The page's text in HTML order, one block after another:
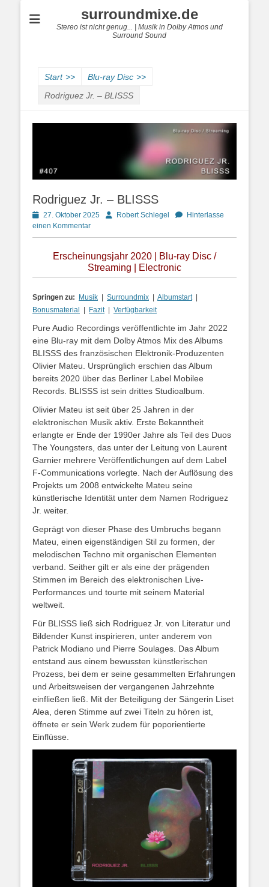
surroundmixe.de
Stereo ist nicht genug... | Musik in Dolby Atmos und
Surround Sound
Start >> Blu-ray Disc >>
Rodriguez Jr. – BLISSS
Rodriguez Jr. – BLISSS
Posted
on
27. Oktober 2025 AutorRobert Schlegel
Hinterlasse
einen Kommentar
Erscheinungsjahr 2020 | Blu-ray Disc /
Streaming | Electronic
Springen zu: Musik Surroundmix Albumstart|
Bonusmaterial
Fazit| Verfügbarkeit
Pure Audio Recordings veröffentlichte im Jahr 2022
eine Blu-ray mit dem Dolby Atmos Mix des Albums
BLISSS des französischen Elektronik-Produzenten
Olivier Mateu. Ursprünglich erschien das Album
bereits 2020 über das Berliner Label Mobilee
Records. BLISSS ist sein drittes Studioalbum.
Olivier Mateu ist seit über 25 Jahren in der
elektronischen Musik aktiv. Erste Bekanntheit
erlangte er Ende der 1990er Jahre als Teil des Duos
The Youngsters, das unter der Leitung von Laurent
Garnier mehrere Veröffentlichungen auf dem Label
F-Communications vorlegte. Nach der Auflösung des
Projekts um 2008 entwickelte Mateu seine
künstlerische Identität unter dem Namen Rodriguez
Jr. weiter.
Geprägt von dieser Phase des Umbruchs begann
Mateu, einen eigenständigen Stil zu formen, der
melodischen Techno mit organischen Elementen
verband. Seither gilt er als eine der prägenden
Stimmen im Bereich des elektronischen Live-
Performances und tourte mit seinem Material
weltweit.
Für BLISSS ließ sich Rodriguez Jr. von Literatur und
Bildender Kunst inspirieren, unter anderem von
Patrick Modiano und Pierre Soulages. Das Album
entstand aus einem bewussten künstlerischen
Prozess, bei dem er seine gesammelten Erfahrungen
und Arbeitsweisen der vergangenen Jahrzehnte
einfließen ließ. Mit der Beteiligung der Sängerin Liset
Alea, deren Stimme auf zwei Titeln zu hören ist,
öffnete er sein Werk zudem für poporientierte
Einflüsse.